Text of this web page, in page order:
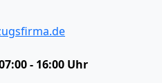
- 16:00 Uhr